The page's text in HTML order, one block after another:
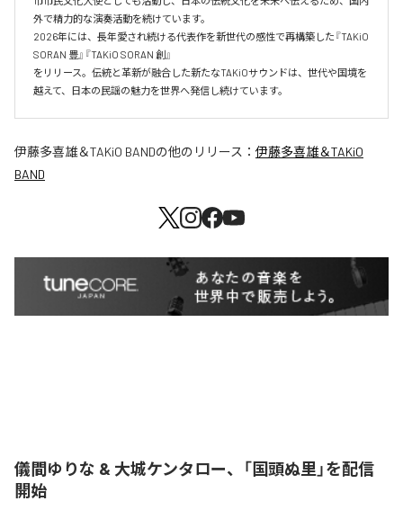
外で精力的な演奏活動を続けています。
2026年には、長年愛され続ける代表作を新世代の感性で再構築した『TAKiO
SORAN 豊』『TAKiO SORAN 創』
をリリース。伝統と革新が融合した新たなTAKiOサウンドは、世代や国境を
越えて、日本の民謡の魅力を世界へ発信し続けています。
伊藤多喜雄＆TAKiO BANDの他のリリース： 伊藤多喜雄＆TAKiO
BAND
儀間ゆりな & 大城ケンタロー、「国頭ぬ里」を配信
開始